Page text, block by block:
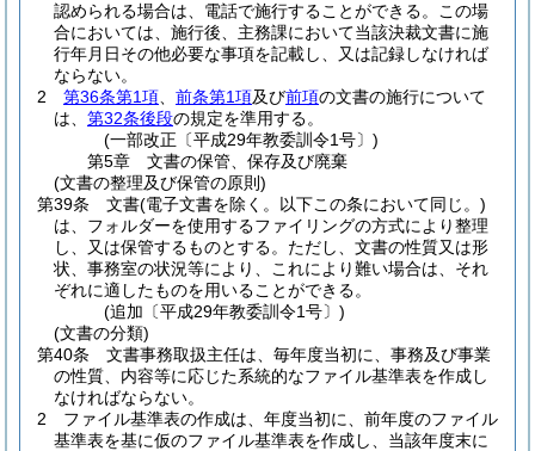
認められる場合は、電話で施行することができる。
この場
合においては、施行後、主務課において当該決裁文書に施
行年月日その他必要な事項を記載し、又は記録しなければ
ならない。
2
第36条第1項 前条第1項及び前項の文書の施行について
は、 第32条後段の規定を準用する。
(一部改正〔平成29年教委訓令1号〕)
第5章
文書の保管、保存及び廃棄
(文書の整理及び保管の原則)
第39条
文書(電子文書を除く。以下この条において同じ。)
は、フォルダーを使用するファイリングの方式により整理
し、又は保管するものとする。 ただし、文書の性質又は形
状、事務室の状況等により、これにより難い場合は、それ
ぞれに適したものを用いることができる。
(追加〔平成29年教委訓令1号〕)
(文書の分類)
第40条
文書事務取扱主任は、毎年度当初に、事務及び事業
の性質、内容等に応じた系統的なファイル基準表を作成し
なければならない。
2
ファイル基準表の作成は、年度当初に、前年度のファイル
基準表を基に仮のファイル基準表を作成し、当該年度末に